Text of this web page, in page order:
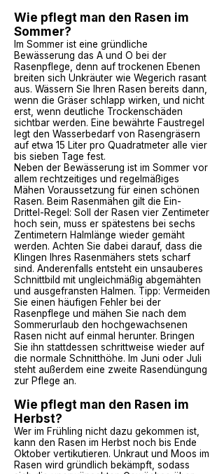
Wie pflegt man den Rasen im
Sommer?
Im Sommer ist eine gründliche
Bewässerung das A und O bei der
Rasenpflege, denn auf trockenen Ebenen
breiten sich Unkräuter wie Wegerich rasant
aus. Wässern Sie Ihren Rasen bereits dann,
wenn die Gräser schlapp wirken, und nicht
erst, wenn deutliche Trockenschäden
sichtbar werden. Eine bewährte Faustregel
legt den Wasserbedarf von Rasengräsern
auf etwa 15 Liter pro Quadratmeter alle vier
bis sieben Tage fest.
Neben der Bewässerung ist im Sommer vor
allem rechtzeitiges und regelmäßiges
Mähen Voraussetzung für einen schönen
Rasen. Beim Rasenmähen gilt die Ein-
Drittel-Regel: Soll der Rasen vier Zentimeter
hoch sein, muss er spätestens bei sechs
Zentimetern Halmlänge wieder gemäht
werden. Achten Sie dabei darauf, dass die
Klingen Ihres Rasenmähers stets scharf
sind. Anderenfalls entsteht ein unsauberes
Schnittbild mit ungleichmäßig abgemähten
und ausgefransten Halmen. Tipp: Vermeiden
Sie einen häufigen Fehler bei der
Rasenpflege und mähen Sie nach dem
Sommerurlaub den hochgewachsenen
Rasen nicht auf einmal herunter. Bringen
Sie ihn stattdessen schrittweise wieder auf
die normale Schnitthöhe. Im Juni oder Juli
steht außerdem eine zweite Rasendüngung
zur Pflege an.
Wie pflegt man den Rasen im
Herbst?
Wer im Frühling nicht dazu gekommen ist,
kann den Rasen im Herbst noch bis Ende
Oktober vertikutieren. Unkraut und Moos im
Rasen wird gründlich bekämpft , sodass